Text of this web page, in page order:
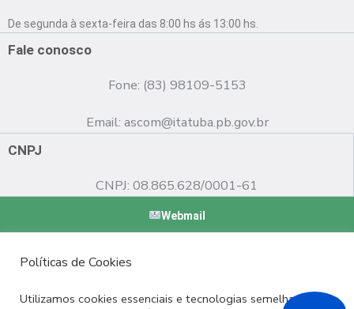
o
o
b
e
g
r
De segunda à sexta-feira das 8:00 hs ás 13:00 hs.
Fale conosco
Fone: (83) 98109-5153
Email: ascom@itatuba.pb.gov.br
CNPJ
CNPJ: 08.865.628/0001-61
Webmail
Políticas de Cookies
Utilizamos cookies essenciais e tecnologias semelhantes de